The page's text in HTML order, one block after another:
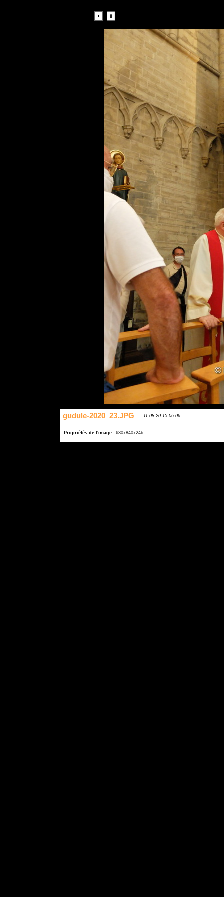
gudule-2020_23.JPG 11-08-20 15:06:06
Propriétés de l'image 630x840x24b